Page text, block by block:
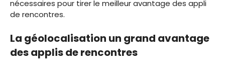
nécessaires pour tirer le meilleur avantage des appli
de rencontres.
La géolocalisation un grand avantage
des applis de rencontres